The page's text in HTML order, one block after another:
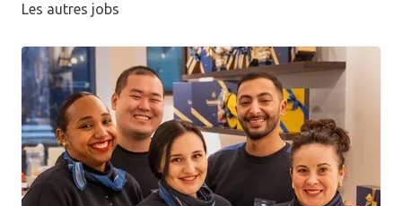
Les autres jobs